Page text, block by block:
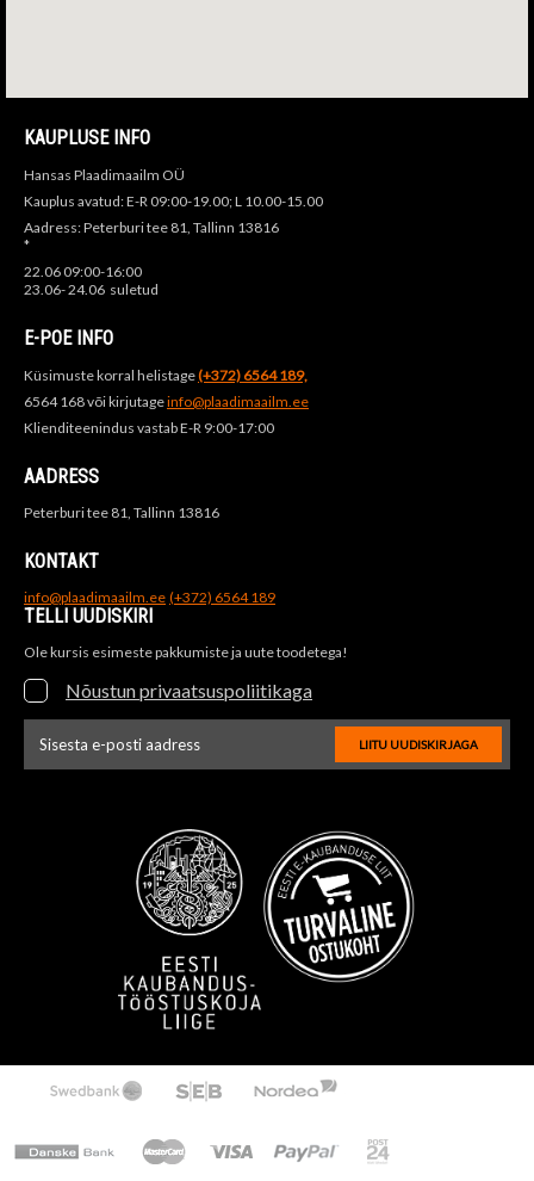
KAUPLUSE INFO
Hansas Plaadimaailm OÜ
Kauplus avatud: E-R 09:00-19.00; L 10.00-15.00
Aadress: Peterburi tee 81, Tallinn 13816
*
22.06 09:00-16:00
23.06- 24.06 suletud
E-POE INFO
Küsimuste korral helistage(+372) 6564 189,
6564 168 või kirjutageinfo@plaadimaailm.ee
Klienditeenindus vastab E-R 9:00-17:00
AADRESS
Peterburi tee 81, Tallinn 13816
KONTAKT
info@plaadimaailm.ee (+372) 6564 189
TELLI UUDISKIRI
Ole kursis esimeste pakkumiste ja uute toodetega!
Nõustun privaatsuspoliitikaga
LIITU UUDISKIRJAGA